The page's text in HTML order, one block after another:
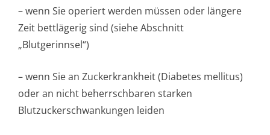
– wenn Sie operiert werden müssen oder längere
Zeit bettlägerig sind (siehe Abschnitt
„Blutgerinnsel“)
– wenn Sie an Zuckerkrankheit (Diabetes mellitus)
oder an nicht beherrschbaren starken
Blutzuckerschwan­kungen leiden